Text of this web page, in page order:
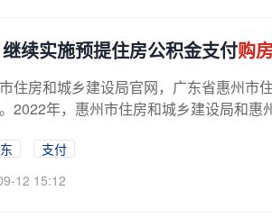
续实施预提住房公积金支付购
住房和城乡建设局官网，广东省惠州市
2022年，惠州市住房和城乡建设局和
支付
12 15:12